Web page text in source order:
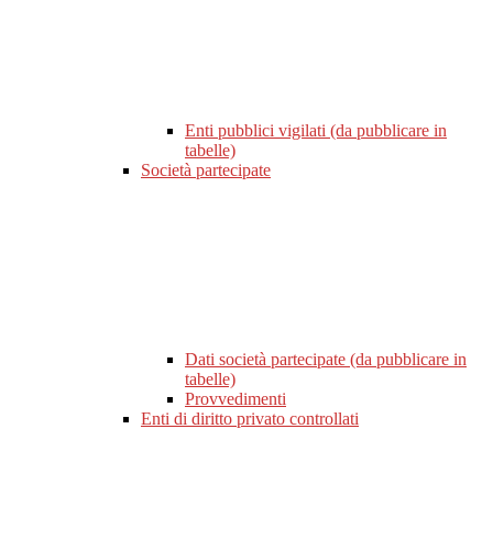
Enti pubblici vigilati (da pubblicare in
tabelle)
Società partecipate
Dati società partecipate (da pubblicare in
tabelle)
Provvedimenti
Enti di diritto privato controllati